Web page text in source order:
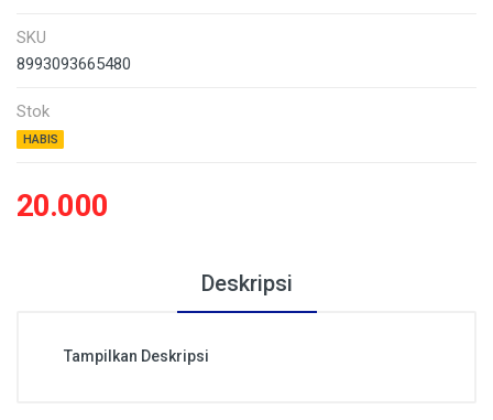
SKU
8993093665480
Stok
HABIS
20.000
Deskripsi
Tampilkan Deskripsi